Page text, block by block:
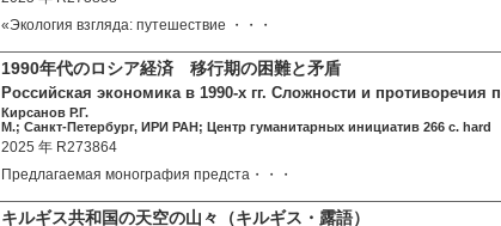
«Экология взгляда: путешествие ・・・
1990年代のロシア経済 移行期の困難と矛盾
Российская экономика в 1990-х гг. Сложности и противоречия
Кирсанов Р.Г.
М.; Санкт-Петербург, ИРИ РАН; Центр гуманитарных инициатив 266 c. hard
2025 年 R273864
Предлагаемая монография предста・・・
キルギス共和国の天空の山々（キルギス・露語）